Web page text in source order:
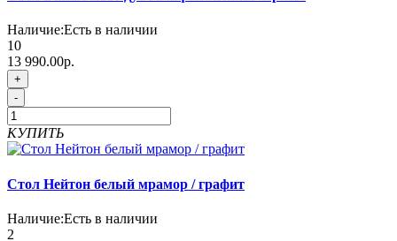
Наличие:Есть в наличии
10
13 990.00р.
+
-
КУПИТЬ
Стол Нейтон белый мрамор / графит
Наличие:Есть в наличии
2